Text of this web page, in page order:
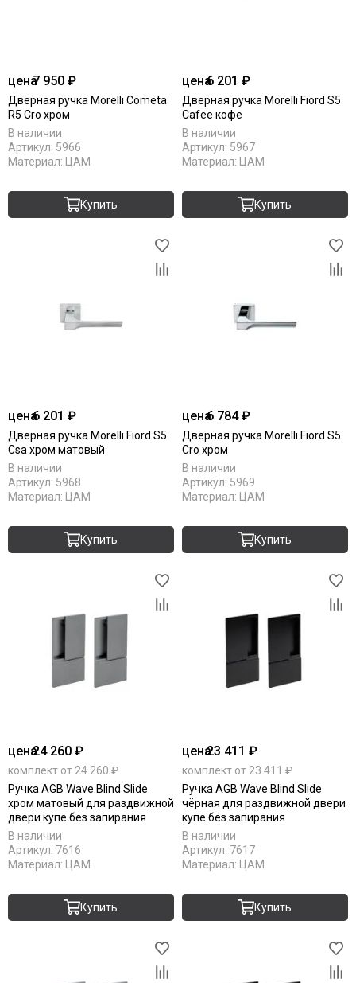
цена7 950 ₽
Дверная ручка Morelli Cometa
R5 Cro хром
В наличии
Артикул: 5966
Материал: ЦАМ
Купить
цена6 201 ₽
Дверная ручка Morelli Fiord S5
Cafee кофе
В наличии
Артикул: 5967
Материал: ЦАМ
Купить
цена6 201 ₽
Дверная ручка Morelli Fiord S5
Csa хром матовый
В наличии
Артикул: 5968
Материал: ЦАМ
Купить
цена6 784 ₽
Дверная ручка Morelli Fiord S5
Cro хром
В наличии
Артикул: 5969
Материал: ЦАМ
Купить
цена24 260 ₽
комплект от 24 260 ₽
Ручка AGB Wave Blind Slide
хром матовый для раздвижной
двери купе без запирания
В наличии
Артикул: 7616
Материал: ЦАМ
Купить
цена23 411 ₽
комплект от 23 411 ₽
Ручка AGB Wave Blind Slide
чёрная для раздвижной двери
купе без запирания
В наличии
Артикул: 7617
Материал: ЦАМ
Купить